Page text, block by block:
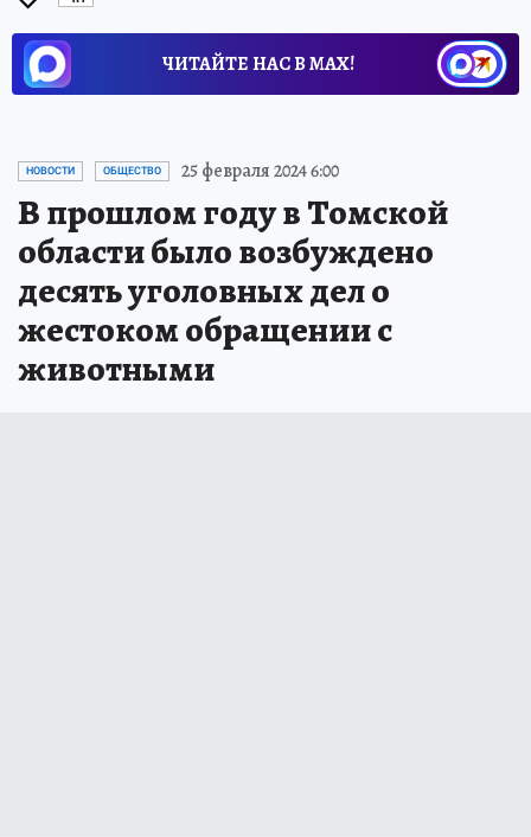
ЧИТАЙТЕ НАС В МАХ!
НОВОСТИ ОБЩЕСТВО 25 февраля 2024 6:00
В прошлом году в Томской
области было возбуждено
десять уголовных дел о
жестоком обращении с
животными